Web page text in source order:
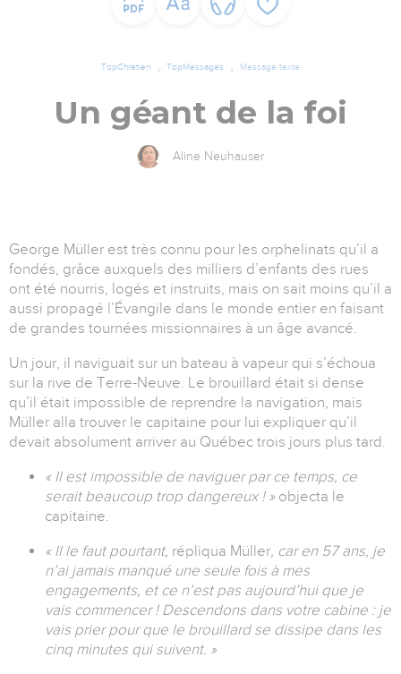
TopChrétien TopMessages Message texte
Un géant de la foi
Aline Neuhauser
George Müller est très connu pour les orphelinats qu’il a
fondés, grâce auxquels des milliers d’enfants des rues
ont été nourris, logés et instruits, mais on sait moins qu’il a
aussi propagé l’Évangile dans le monde entier en faisant
de grandes tournées missionnaires à un âge avancé.
Un jour, il naviguait sur un bateau à vapeur qui s’échoua
sur la rive de Terre-Neuve. Le brouillard était si dense
qu’il était impossible de reprendre la navigation, mais
Müller alla trouver le capitaine pour lui expliquer qu’il
devait absolument arriver au Québec trois jours plus tard.
« Il est impossible de naviguer par ce temps, ce
serait beaucoup trop dangereux ! » objecta le
capitaine.
« Il le faut pourtant, répliqua Müller, car en 57 ans, je
n’ai jamais manqué une seule fois à mes
engagements, et ce n’est pas aujourd’hui que je
vais commencer ! Descendons dans votre cabine : je
vais prier pour que le brouillard se dissipe dans les
cinq minutes qui suivent. »